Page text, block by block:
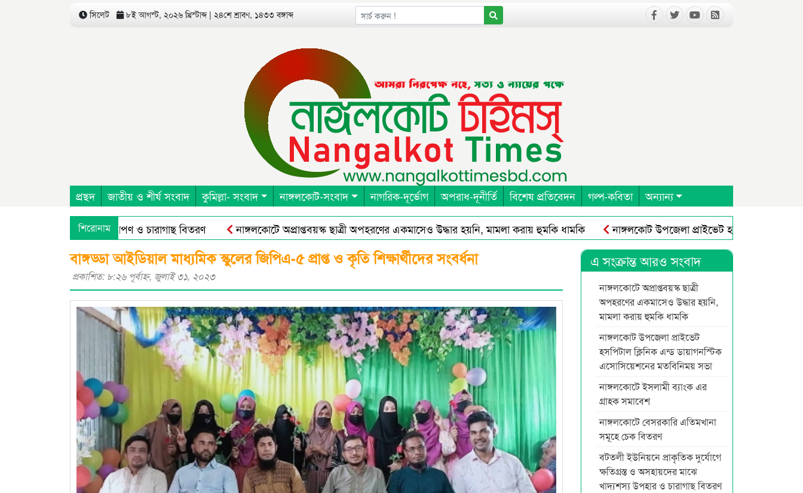
সিলেট ৮ই আগস্ট, ২০২৬ খ্রিস্টাব্দ | ২৪শে শ্রাবণ, ১৪৩৩ বঙ্গাব্দ
প্রছদ জাতীয় ও শীর্ষ সংবাদ কুমিল্লা- সংবাদ নাঙ্গলকোট-সংবাদ নাগরিক-দূর্ভোগ অপরাধ-দূনীর্তি বিশেষ প্রতিবেদন গল্প-কবিতা অন্যান্য
শিরোনাম
এর উদ্যোগে বৃক্ষরোপণ ও চারাগাছ বিতরণ নাঙ্গলকোটে অপ্রাপ্তবয়স্ক ছাত্রী অপহরণের একমাসেও উদ্ধার হয়নি, মামলা করায় হুমকি ধামকি নাঙ্গলকোট উপজেলা প্রাইভেট হসপিটাল ক্লিনিক এন্ড
বাঙ্গড্ডা আইডিয়াল মাধ্যমিক স্কুলের জিপিএ-৫ প্রাপ্ত ও কৃতি শিক্ষার্থীদের সংবর্ধনা
প্রকাশিত: ৮:২৬ পূর্বাহ্ণ, জুলাই ৩১, ২০২৩
এ সংক্রান্ত আরও সংবাদ
নাঙ্গলকোটে অপ্রাপ্তবয়স্ক ছাত্রী
অপহরণের একমাসেও উদ্ধার হয়নি,
মামলা করায় হুমকি ধামকি
নাঙ্গলকোট উপজেলা প্রাইভেট
হসপিটাল ক্লিনিক এন্ড ডায়াগনস্টিক
এসোসিয়েশনের মতবিনিময় সভা
নাঙ্গলকোটে ইসলামী ব্যাংক এর
গ্রাহক সমাবেশ
নাঙ্গলকোটে বেসরকারি এতিমখানা
সমূহে চেক বিতরণ
বটতলী ইউনিয়নে প্রাকৃতিক দুর্যোগে
ক্ষতিগ্রস্ত ও অসহায়দের মাঝে
খাদ্যশস্য উপহার ও চারাগাছ বিতরণ